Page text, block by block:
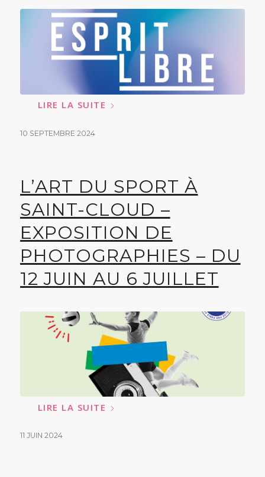
LIRE LA SUITE
10 SEPTEMBRE 2024
L’ART DU SPORT À
SAINT-CLOUD –
EXPOSITION DE
PHOTOGRAPHIES – DU
12 JUIN AU 6 JUILLET
LIRE LA SUITE
11 JUIN 2024